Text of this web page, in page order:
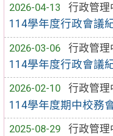
2026-04-13
行政管理
114學年度行政會議
2026-03-06
行政管理
114學年度行政會議
2026-02-10
行政管理
114學年度期中校務
2025-08-29
行政管理